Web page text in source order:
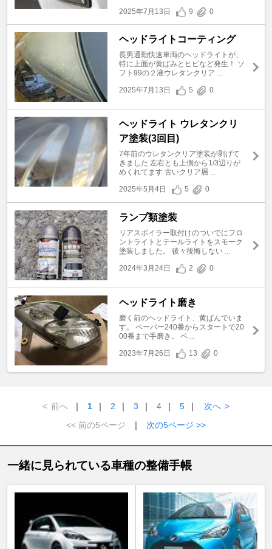
2025年7月13日
9 0
ヘッドライトコーティング
長男通勤快速車両のヘッドライトが、
特に上面が黄ばみとヒビなど発生！ ソ
フト99の２液ウレタンクリア ...
2025年7月13日
5 0
ヘッドライト ウレタンクリ
ア塗装(3回目)
7年前のウレタンクリア塗装が剥げて
きました 左右とも上側から1/3辺りが
めくれてます 古いクリア層 ...
2025年5月4日
5 0
ランプ類塗装
リアスポイラー取付けのついでにフロ
ントライトとテールライトをスモーク
塗装しました。 後々後悔しない ...
2024年3月24日
2 0
ヘッドライト磨き
磨く前のヘッドライト、黄ばんでいま
す。 ペーパー240番からスタートで20
00番まで手磨き。 ペ ...
2023年7月26日
13 0
< 前へ ｜ 1 ｜ 2 ｜ 3 ｜ 4 ｜ 5 ｜ 次へ >
<< 前の5ページ
｜ 次の5ページ >>
一緒に見られている車種の整備手帳